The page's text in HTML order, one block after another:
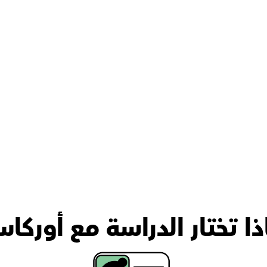
تختار الدراسة مع